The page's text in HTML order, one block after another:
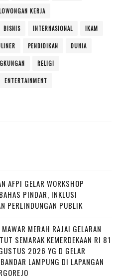
LOWONGAN KERJA
BISNIS INTERNASIONAL IKAM
PENDIDIKAN DUNIA
RELIGI
ENTERTAINMENT
AFPI GELAR WORKSHOP
PINDAR, INKLUSI
PERLINDUNGAN PUBLIK
MERAH RAJAI GELARAN
SEMARAK KEMERDEKAAN RI 81
2026 YG D GELAR
LAMPUNG DI LAPANGAN